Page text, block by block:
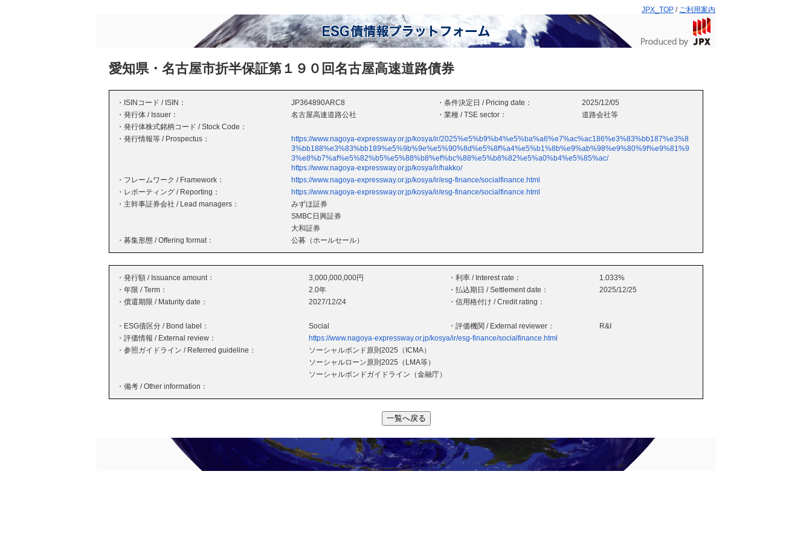
JPX_TOP / ご利用案内
愛知県・名古屋市折半保証第１９０回名古屋高速道路債券
・ISINコード / ISIN： JP364890ARC8 ・条件決定日 / Pricing date：
2025/12/05
・発行体 / Issuer：
名古屋高速道路公社 ・業種 / TSE sector：
道路会社等
・発行体株式銘柄コード / Stock Code：
・発行情報等 / Prospectus：
https://www.nagoya-expressway.or.jp/kosya/ir/2025%e5%b9%b4%e5%ba%a6%e7%ac%ac186%e3%83%bb187%e3%8
3%bb188%e3%83%bb189%e5%9b%9e%e5%90%8d%e5%8f%a4%e5%b1%8b%e9%ab%98%e9%80%9f%e9%81%9
3%e8%b7%af%e5%82%b5%e5%88%b8%ef%bc%88%e5%b8%82%e5%a0%b4%e5%85%ac/
https://www.nagoya-expressway.or.jp/kosya/ir/hakko/
・フレームワーク / Framework：
https://www.nagoya-expressway.or.jp/kosya/ir/esg-finance/socialfinance.html
・レポーティング / Reporting：
https://www.nagoya-expressway.or.jp/kosya/ir/esg-finance/socialfinance.html
・主幹事証券会社 / Lead managers：
みずほ証券
SMBC日興証券
大和証券
・募集形態 / Offering format：
公募（ホールセール）
・発行額 / Issuance amount： 3,000,000,000円 ・利率 / Interest rate：
1.033%
・年限 / Term：
2.0年 ・払込期日 / Settlement date：
2025/12/25
・償還期限 / Maturity date：
2027/12/24 ・信用格付け / Credit rating：
・ESG債区分 / Bond label： Social ・評価機関 / External reviewer：
R&I
・評価情報 / External review：
https://www.nagoya-expressway.or.jp/kosya/ir/esg-finance/socialfinance.html
・参照ガイドライン / Referred guideline：
ソーシャルボンド原則2025（ICMA）
ソーシャルローン原則2025（LMA等）
ソーシャルボンドガイドライン（金融庁）
・備考 / Other information：
一覧へ戻る